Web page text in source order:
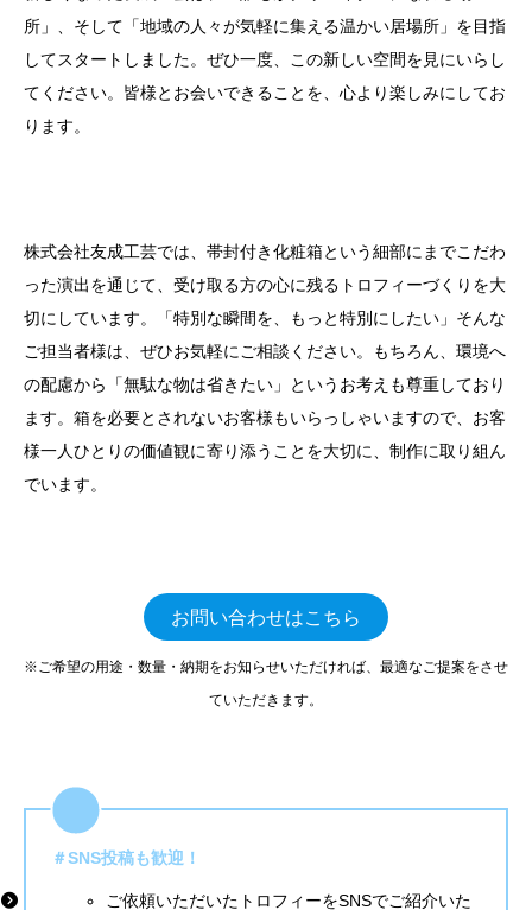
所」、そして「地域の人々が気軽に集える温かい居場所」を目指
してスタートしました。ぜひ一度、この新しい空間を見にいらし
てください。皆様とお会いできることを、心より楽しみにしてお
ります。
株式会社友成工芸では、帯封付き化粧箱という細部にまでこだわ
った演出を通じて、受け取る方の心に残るトロフィーづくりを大
切にしています。「特別な瞬間を、もっと特別にしたい」そんな
ご担当者様は、ぜひお気軽にご相談ください。もちろん、環境へ
の配慮から「無駄な物は省きたい」というお考えも尊重しており
ます。箱を必要とされないお客様もいらっしゃいますので、お客
様一人ひとりの価値観に寄り添うことを大切に、制作に取り組ん
でいます。
お問い合わせはこちら
※ご希望の用途・数量・納期をお知らせいただければ、最適なご提案をさせ
ていただきます。
＃SNS投稿も歓迎！
ご依頼いただいたトロフィーをSNSでご紹介いた